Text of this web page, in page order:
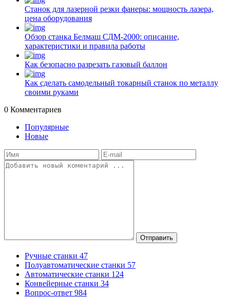
Станок для лазерной резки фанеры: мощность лазера,
цена оборудования
Обзор станка Белмаш СДМ-2000: описание,
характеристики и правила работы
Как безопасно разрезать газовый баллон
Как сделать самодельный токарный станок по металлу
своими руками
0 Комментариев
Популярные
Новые
Отправить
Ручные станки 47
Полуавтоматические станки 57
Автоматические станки 124
Конвейерные станки 34
Вопрос-ответ 984